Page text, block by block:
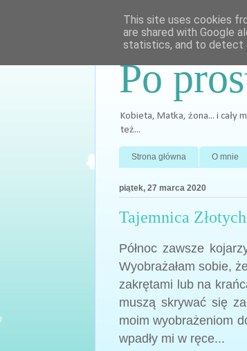
Po
Kobieta, Matka, żona... i cały
też...
Strona główna O mnie
piątek, 27 marca 2020
Tajemnica
Północ zawsze
Wyobrażałam sobie,
zakrętami lub na
muszą skrywać się
moim wyobrażeniom
wpadły mi w ręce...
This site uses cookies
are shared with Google
statistics, and to detect